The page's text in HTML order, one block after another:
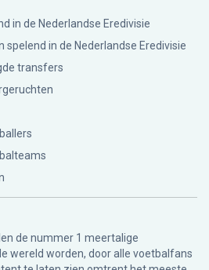
in de Nederlandse Eredivisie
in de Nederlandse Eredivisie
transfers
de nummer 1 meertalige
wereld worden, door alle voetbalfans